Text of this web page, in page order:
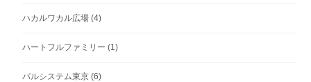
ハカルワカル広場 (4)
ハートフルファミリー (1)
パルシステム東京 (6)